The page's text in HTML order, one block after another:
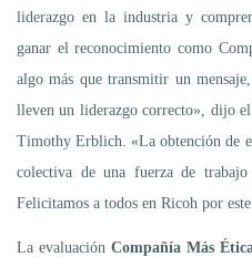
liderazgo en la industria y
ganar el reconocimiento como
algo más que transmitir un
lleven un liderazgo correcto», dijo
Timothy Erblich. «La obtención de
colectiva de una fuerza de
Felicitamos a todos en Ricoh por
La evaluaciónCompañía Más